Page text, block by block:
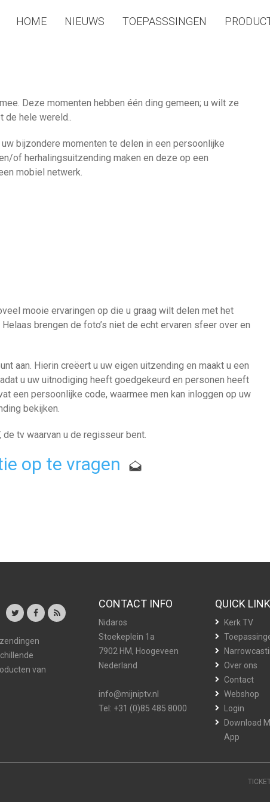
HOME NIEUWS TOEPASSSINGEN
Deze momenten hebben één ding gemeen; u wilt ze
de hele wereld..
bijzondere momenten te delen in een persoonlijke
of herhalingsuitzending maken en deze op een
mobiel netwerk.
mooie ervaringen op die u graag wilt delen met het
brengen de foto’s niet de echt ervaren sfeer over en
aan. Hierin creëert u uw eigen uitzending en maakt u een
u uw uitnodiging heeft goedgekeurd en personen heeft
een persoonlijke code, waarmee men kan inloggen op uw
bekijken.
tv waarvan u de regisseur bent.
op te vragen
van
CONTACT INFO
Nidaros
Stoekeplein 1a
7902 HM, Hoogeveen
Nederland
info@mijniptv.nl
Tel: +31 (0)85 485 8000
QUICK
Kerk TV
Over ons
Contact
Webshop
Login
Download
App